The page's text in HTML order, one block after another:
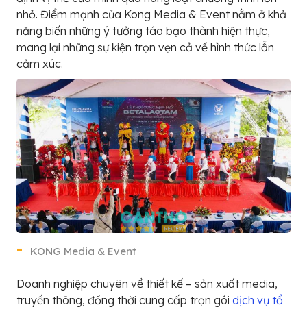
nhỏ. Điểm mạnh của Kong Media & Event nằm ở khả
năng biến những ý tưởng táo bạo thành hiện thực,
mang lại những sự kiện trọn vẹn cả về hình thức lẫn
cảm xúc.
KONG Media & Event
Doanh nghiệp chuyên về thiết kế – sản xuất media,
truyền thông, đồng thời cung cấp trọn gói dịch vụ tổ